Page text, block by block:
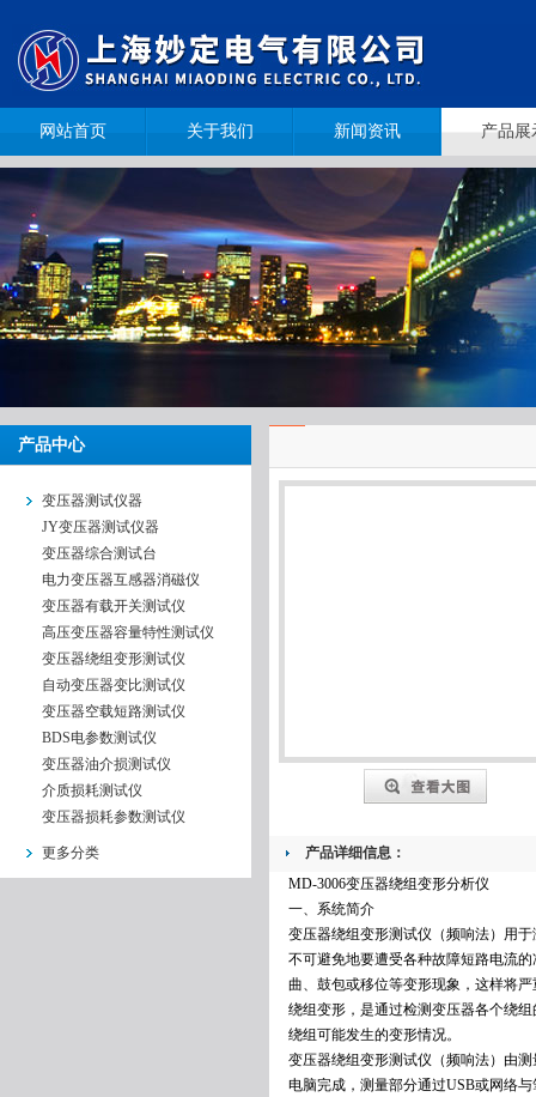
网站首页 关于我们 新闻资讯 产品展
产品中心
变压器测试仪器
JY变压器测试仪器
变压器综合测试台
电力变压器互感器消磁仪
变压器有载开关测试仪
高压变压器容量特性测试仪
变压器绕组变形测试仪
自动变压器变比测试仪
变压器空载短路测试仪
BDS电参数测试仪
变压器油介损测试仪
介质损耗测试仪
变压器损耗参数测试仪
更多分类
产品详细信息：
MD-3006变压器绕组变形分析仪
一、系统简介
变压器绕组变形测试仪（频响法）用
不可避免地要遭受各种故障短路电流
曲、鼓包或移位等变形现象，这样将
绕组变形，是通过检测变压器各个绕
绕组可能发生的变形情况。
变压器绕组变形测试仪（频响法）由
电脑完成，测量部分通过USB或网络